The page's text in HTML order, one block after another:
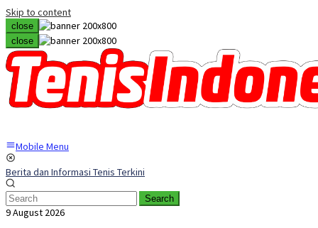
Skip to content
close
close
Mobile Menu
Berita dan Informasi Tenis Terkini
Search
9 August 2026